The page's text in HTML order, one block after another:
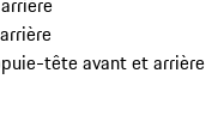
tête avant et arrière